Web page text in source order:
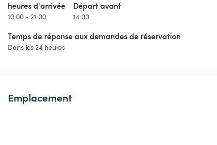
heures d'arrivée
10:00 - 21:00
Départ avant
14:00
Temps de réponse aux demandes de réservation
Dans les 24 heures
Emplacement